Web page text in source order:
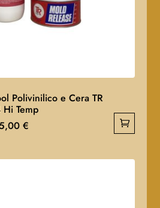
Polivinilico e Cera TR
Hi Temp
€